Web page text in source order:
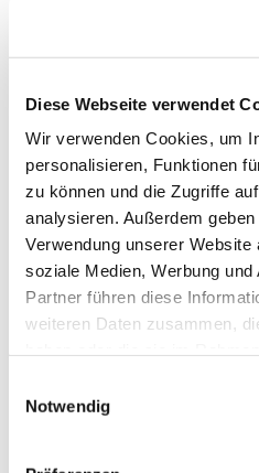
Diese Webseite verwendet
Wir verwenden Cookies, um
personalisieren, Funktionen
zu können und die Zugriffe
analysieren. Außerdem
Verwendung unserer
soziale Medien, Werbung
Partner führen diese
weiteren Daten zusammen,
Notwendig
Die polyglotte
Impulse des musikalischen
DasEnsemble Farinel
des Barock in solistischer
Farinellis Musiker spielen
Instrumenten: Die
alter Musik dient als Quelle
lebendiger und stilgerechter
thematisch motivierten
unbekannte den berühmten
und Tanz mit einbezogen.
nachgezeichnet und mit